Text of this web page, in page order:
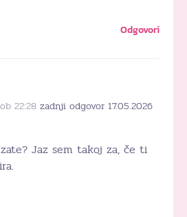
Odgovori
22:28 zadnji odgovor 17.05.2026
Jaz sem takoj za, če ti